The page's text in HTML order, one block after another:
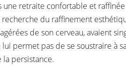
une retraite confortable et
recherche du raffinement
de son cerveau, avaient
permet pas de se soustraire à
la persistance.